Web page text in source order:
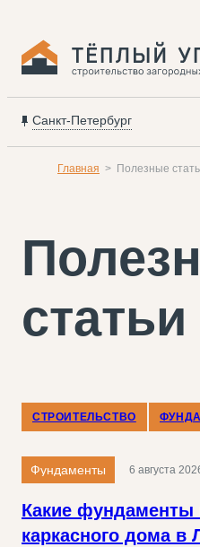
Санкт-Петербург
Главная Полезные
статьи
СТРОИТЕЛЬСТВО
Фундаменты
Какие фундаменты
каркасного дома в
6 августа